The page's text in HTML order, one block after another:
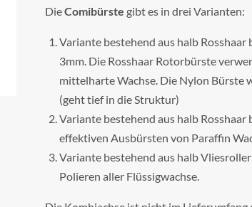
DieComibürste gibt es in drei Varianten:
Variante bestehend aus halb
3mm. Die Rosshaar Rotorbürste
mittelharte Wachse. Die Nylon Bürste
(geht tief in die Struktur)
Variante bestehend aus halb
effektiven Ausbürsten von Paraffin
Variante bestehend aus halb
Polieren aller Flüssigwachse.